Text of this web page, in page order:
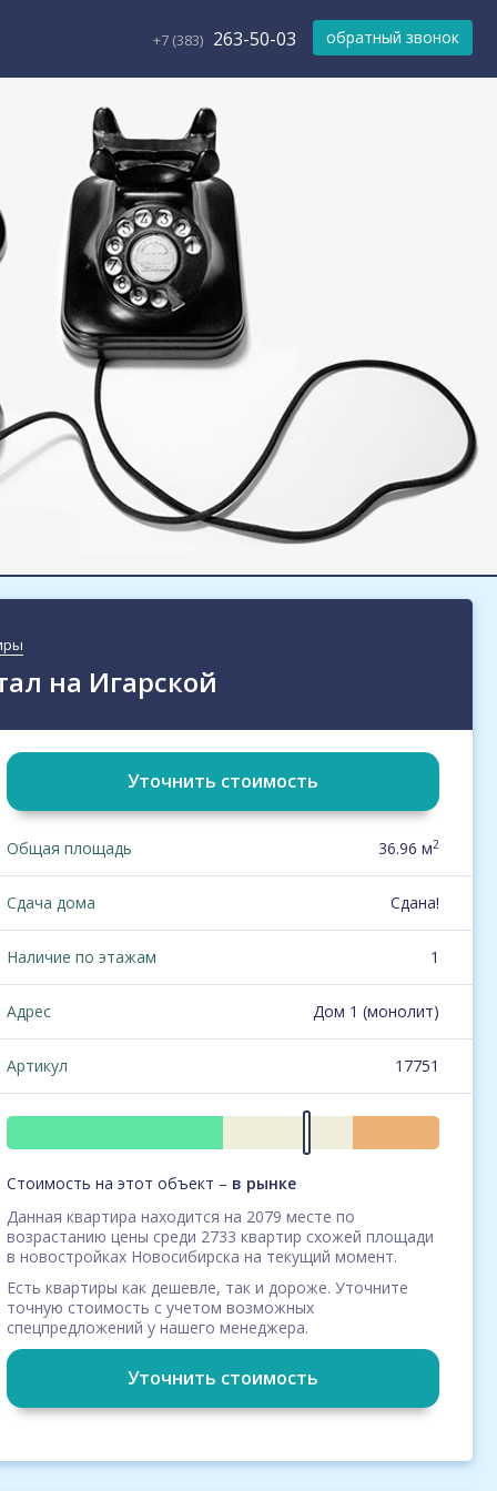
+7 (383) 263-50-03 обратный звонок
на Игарской
Уточнить стоимость
Общая площадь 36.96 м2
Сдача дома Сдана!
Наличие по этажам 1
Адрес Дом 1 (монолит)
Артикул 17751
Стоимость на этот объект – в рынке
Данная квартира находится на 2079 месте по
возрастанию цены среди 2733 квартир схожей площади
в новостройках Новосибирска на текущий момент.
Есть квартиры как дешевле, так и дороже. Уточните
точную стоимость с учетом возможных
спецпредложений у нашего менеджера.
Уточнить стоимость